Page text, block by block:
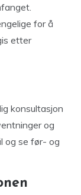
for å
etter
konsultasjon
og
og se før- og